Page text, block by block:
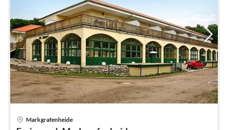
Markgrafenheide